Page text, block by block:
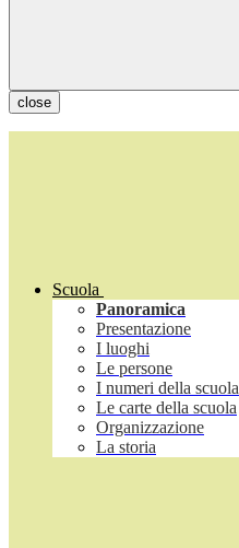
close
Scuola
Panoramica
Presentazione
I luoghi
Le persone
I numeri della scuola
Le carte della scuola
Organizzazione
La storia